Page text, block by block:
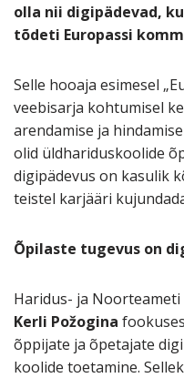
olla nii digipädevad,
tõdeti Europassi
Selle hooaja esimesel
veebisarja kohtumisel
arendamise ja
olid üldhariduskoolide
digipädevus on kasulik
teistel karjääri
Õpilaste tugevus on
Haridus- ja
Kerli Požogina
õppijate ja õpetajate
koolide toetamine.